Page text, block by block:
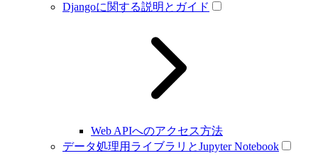
Djangoに関する説明とガイド
Web APIへのアクセス方法
データ処理用ライブラリとJupyter Notebook